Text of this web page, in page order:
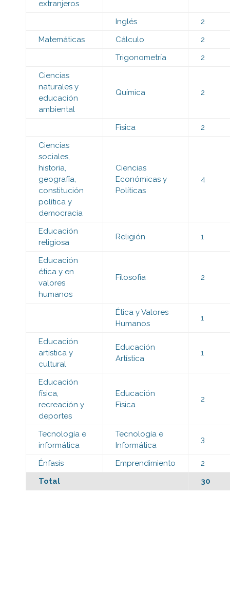
extranjeros
Inglés
2
Matemáticas
Cálculo
2
Trigonometría
2
Ciencias
naturales y
educación
ambiental
Química 2
Física
2
Ciencias
sociales,
historia,
geografía,
constitución
política y
democracia
Ciencias
Económicas y
Políticas
4
Educación
religiosa
Religión 1
Educación
ética y en
valores
humanos
Filosofía 2
Ética y Valores
Humanos
1
Educación
artística y
cultural
Educación
Artística
1
Educación
física,
recreación y
deportes
Educación
Física
2
Tecnología e
informática
Tecnología e
Informática
3
Énfasis Emprendimiento
2
Total
30